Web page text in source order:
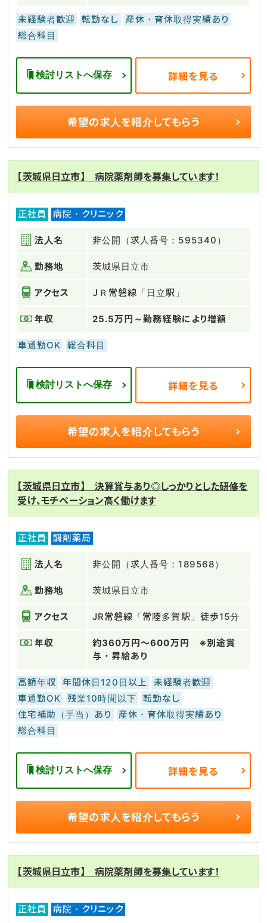
未経験者歓迎 転勤なし
産休・育休取得実績あり
総合科目
検討リストへ保存 詳細を見る
希望の求人を紹介してもらう
【茨城県日立市】 病院薬剤師を募集しています！
正社員 病院・クリニック
法人名 非公開（求人番号：595340）
勤務地 茨城県日立市
アクセス ＪＲ常磐線「日立駅」
年収 25.5万円～勤務経験により増額
車通勤OK 総合科目
検討リストへ保存 詳細を見る
希望の求人を紹介してもらう
【茨城県日立市】 決算賞与あり◎しっかりとした研修を
受け、モチベーション高く働けます
正社員 調剤薬局
法人名 非公開（求人番号：189568）
勤務地 茨城県日立市
アクセス JR常磐線「常陸多賀駅」徒歩15分
年収
約360万円～600万円 ※別途賞
与・昇給あり
高額年収 年間休日120日以上
未経験者歓迎
車通勤OK
残業10時間以下
転勤なし
住宅補助（手当）あり
産休・育休取得実績あり
総合科目
検討リストへ保存 詳細を見る
希望の求人を紹介してもらう
【茨城県日立市】 病院薬剤師を募集しています！
正社員 病院・クリニック